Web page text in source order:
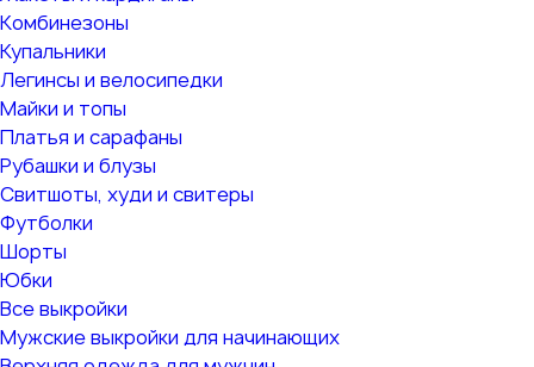
Комбинезоны
Купальники
Легинсы и велосипедки
Майки и топы
Платья и сарафаны
Рубашки и блузы
Свитшоты, худи и свитеры
Футболки
Шорты
Юбки
Все выкройки
Мужские выкройки для начинающих